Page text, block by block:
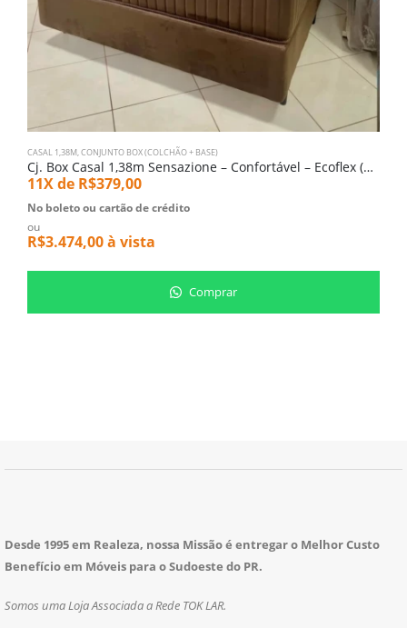
CASAL 1,38M,CONJUNTO BOX (COLCHÃO + BASE)
Cj. Box Casal 1,38m Sensazione – Confortável – Ecoflex (5246)
11X de R$379,00
No boleto ou cartão de crédito
ou
R$3.474,00à vista
Comprar
Desde 1995 em Realeza, nossa Missão é entregar o Melhor Custo
Benefício em Móveis para o Sudoeste do PR.
Somos uma Loja Associada a Rede TOK LAR.